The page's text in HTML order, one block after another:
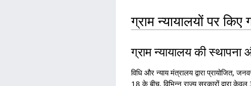
ग्राम न्यायालयों पर
ग्राम न्यायालय की
विधि और न्याय मंत्रालय द्वारा
18 के बीच, विभिन्न राज्य सरकारों द्वारा